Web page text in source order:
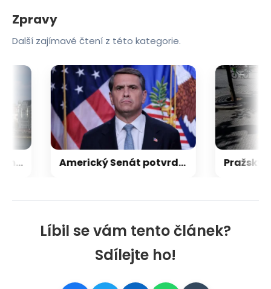
Líbil se vám tento článek?
Sdílejte ho!
Zpravy
Další zajímavé čtení z této kategorie.
Americký Senát potvrdil Trumpova právníka jako ministra spravedlnosti